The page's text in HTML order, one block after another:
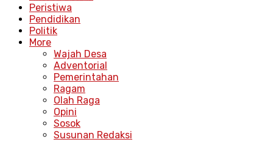
Peristiwa
Pendidikan
Politik
More
Wajah Desa
Adventorial
Pemerintahan
Ragam
Olah Raga
Opini
Sosok
Susunan Redaksi